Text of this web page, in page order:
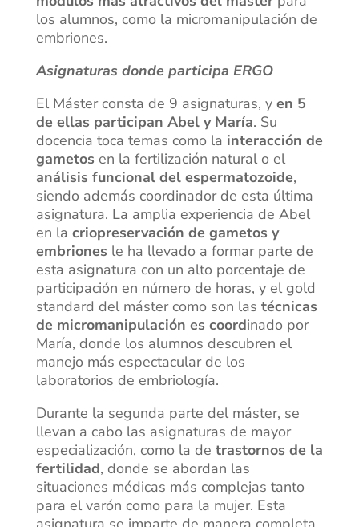
los alumnos, como la micromanipulación de
embriones.
Asignaturas donde participa ERGO
El Máster consta de 9 asignaturas, y en 5
de ellas participan Abel y María. Su
docencia toca temas como la interacción de
gametos en la fertilización natural o el
análisis funcional del espermatozoide,
siendo además coordinador de esta última
asignatura. La amplia experiencia de Abel
en la criopreservación de gametos y
embriones le ha llevado a formar parte de
esta asignatura con un alto porcentaje de
participación en número de horas, y el gold
standard del máster como son las técnicas
de micromanipulación es coordinado por
María, donde los alumnos descubren el
manejo más espectacular de los
laboratorios de embriología.
Durante la segunda parte del máster, se
llevan a cabo las asignaturas de mayor
especialización, como la de trastornos de la
fertilidad, donde se abordan las
situaciones médicas más complejas tanto
para el varón como para la mujer. Esta